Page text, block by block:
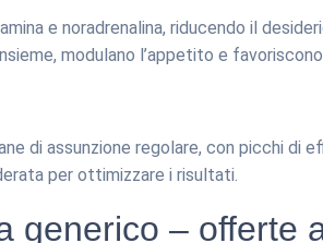
e noradrenalina, riducendo il
modulano l’appetito e
di assunzione regolare, con picchi di
per ottimizzare i risultati.
generico – offerte